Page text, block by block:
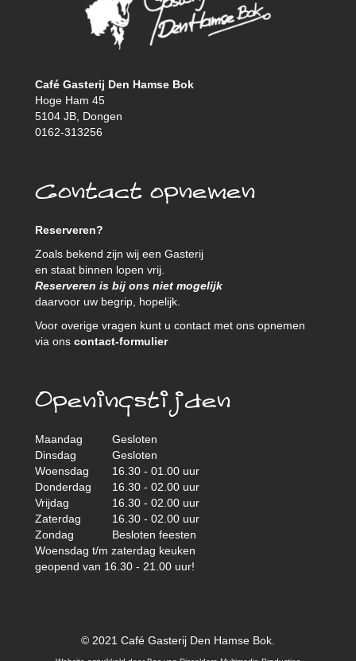
Café Gasterij Den Hamse Bok
Hoge Ham 45
5104 JB, Dongen
0162-313256
Contact opnemen
Reserveren?
Zoals bekend zijn wij een Gasterij
en staat binnen lopen vrij.
Reserveren is bij ons niet mogelijk
daarvoor uw begrip, hopelijk.
Voor overige vragen kunt u contact met ons opnemen
via ons contact-formulier
Openingstijden
Maandag
Gesloten
Dinsdag
Gesloten
Woensdag
16.30 - 01.00 uur
Donderdag
16.30 - 02.00 uur
Vrijdag
16.30 - 02.00 uur
Zaterdag
16.30 - 02.00 uur
Zondag
Besloten feesten
Woensdag t/m zaterdag keuken
geopend van 16.30 - 21.00 uur!
© 2021 Café Gasterij Den Hamse Bok.